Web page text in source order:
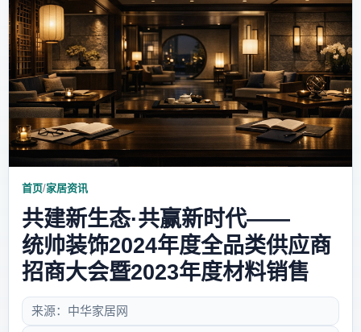
家居风水 家居欣赏
时尚饰家 装修设计
家具知识 家居文化
家装攻略 创意家居
首页/家居资讯
共建新生态·共赢新时代——
统帅装饰2024年度全品类供应商
招商大会暨2023年度材料销售
来源：中华家居网